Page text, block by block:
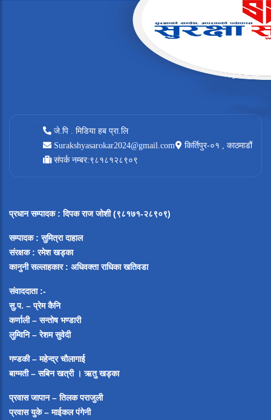
जे.पि . मिडिया हब प्रा.लि
Surakshyasarokar2024@gmail.com
किर्तिपुर-०१ , काठमाडौं
संपर्क नम्बर:९८१८१२८९०९
प्रधान सम्पादक: दिपक राज जोशी (९८१७१-२८९०९)
सम्पादक : सुमित्रा दाहाल
संरक्षक : रमेश खड्का
कानुनी सल्लाहकार : अधिवक्ता राधिका खतिवडा
संवाददाता :-
सु.प. – प्रेम कैनि
कर्णाली – सन्तोष भण्डारी
लुम्विनि – रेशम सुवेदी
गण्डकी – महेन्द्र चौलागाई
बाग्मती – सबिन खत्री ।ऋतु खड्का
प्रवास जापान – तिलक पराजुली
प्रवास युके – माईकल पंगेनी